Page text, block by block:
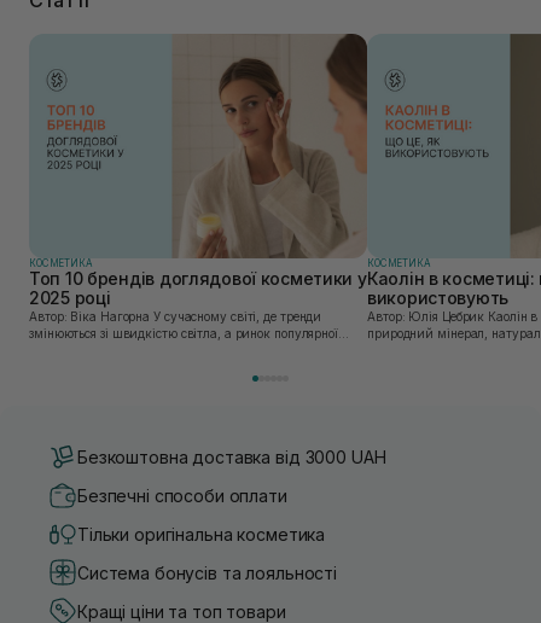
КОСМЕТИКА
Топ 10 брендів доглядової косметики у
2025 році
Автор: Віка Нагорна У сучасному світі, де тренди
змінюються зі швидкістю світла, а ринок популярної
КОСМЕТИКА
Каолін в
використовують
Автор: Юлія Цебрик Каолін в косметології – це
природний мінерал,
Безкоштовна доставка від 3000 UAH
Безпечні способи оплати
Тільки оригінальна косметика
Система бонусів та лояльності
Кращі ціни та топ товари